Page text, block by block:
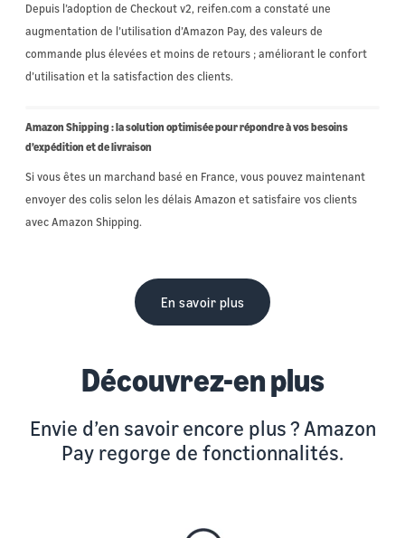
Depuis l’adoption de Checkout v2, reifen.com a constaté une
augmentation de l’utilisation d’Amazon Pay, des valeurs de
commande plus élevées et moins de retours ; améliorant le confort
d’utilisation et la satisfaction des clients.
Amazon Shipping : la solution optimisée pour répondre à vos besoins
d’expédition et de livraison
Si vous êtes un marchand basé en France, vous pouvez maintenant
envoyer des colis selon les délais Amazon et satisfaire vos clients
avec Amazon Shipping.
En savoir plus
Découvrez-en plus
Envie d’en savoir encore plus ? Amazon
Pay regorge de fonctionnalités.